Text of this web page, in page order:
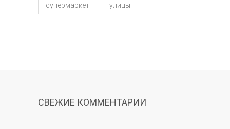
супермаркет улицы
СВЕЖИЕ КОММЕНТАРИИ